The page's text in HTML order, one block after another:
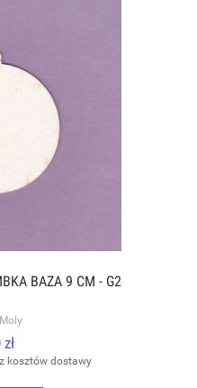
BAZA 9 CM - G2
kosztów dostawy